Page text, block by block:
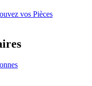
vos Pièces